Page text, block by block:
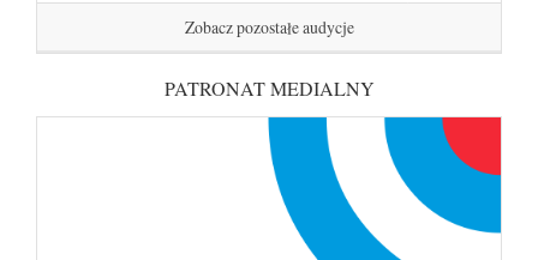
Zobacz pozostałe audycje
PATRONAT MEDIALNY